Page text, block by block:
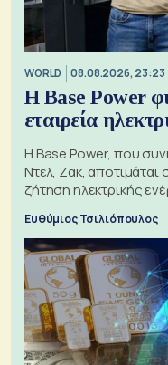
WORLD 08.08.2026, 23:23
Η Base Power
εταιρεία
Η Base Power, που
Ντελ, Ζακ, αποτιμάται
ζήτηση ηλεκτρικής
Ευθύμιος Τσιλιόπουλος